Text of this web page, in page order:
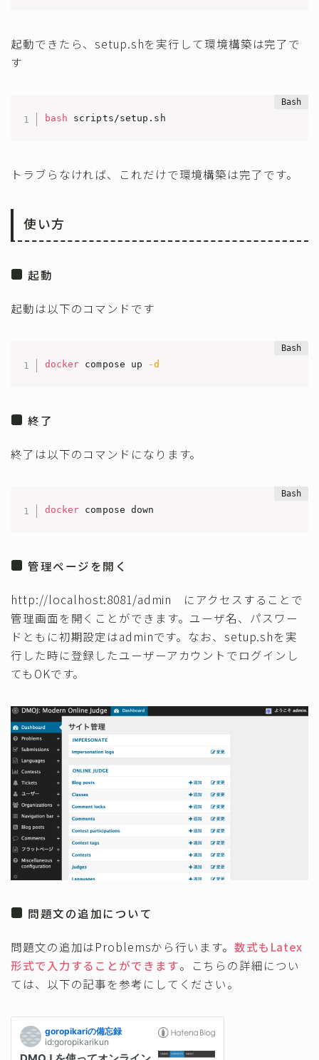
起動できたら、setup.shを実行して環境構築は完了で
す
bash scripts/setup.sh
トラブらなければ、これだけで環境構築は完了です。
使い方
起動
起動は以下のコマンドです
docker compose up -d
終了
終了は以下のコマンドになります。
docker compose down
管理ページを開く
http://localhost:8081/admin にアクセスすることで
管理画面を開くことができます。ユーザ名、パスワー
ドともに初期設定はadminです。なお、setup.shを実
行した時に登録したユーザーアカウントでログインし
てもOKです。
問題文の追加について
問題文の追加はProblemsから行います。 数式もLatex
形式で入力することができます。こちらの詳細につい
ては、以下の記事を参考にしてください。